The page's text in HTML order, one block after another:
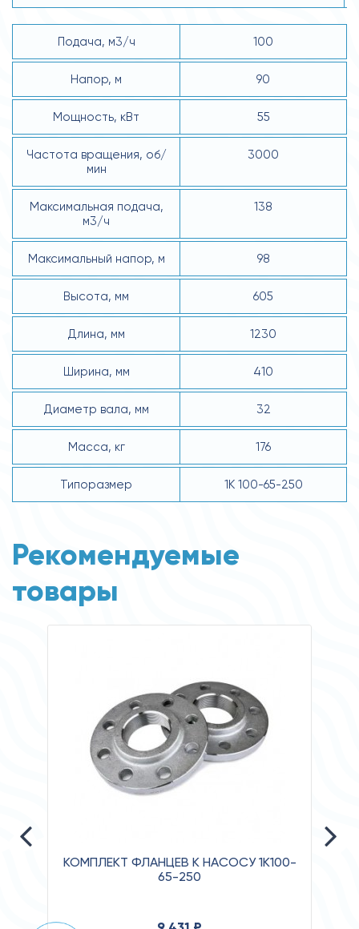
Подача, м3/ч 100
Напор, м 90
Мощность, кВт 55
Частота вращения, об/
мин
3000
Максимальная подача,
м3/ч
138
Максимальный напор, м 98
Высота, мм 605
Длина, мм 1230
Ширина, мм 410
Диаметр вала, мм 32
Масса, кг 176
Типоразмер 1К 100-65-250
Рекомендуемые
товары
КОМПЛЕКТ ФЛАНЦЕВ К НАСОСУ 1К100-
65-250